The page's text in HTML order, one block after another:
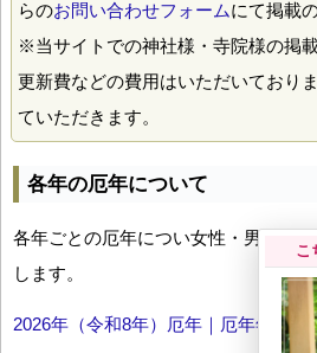
らのお問い合わせフォームにて掲載
※当サイトでの神社様・寺院様の掲
更新費などの費用はいただいており
ていただきます。
各年の厄年について
各年ごとの厄年につい女性・男性の
します。
2026年（令和8年）厄年｜厄年年齢早
こ